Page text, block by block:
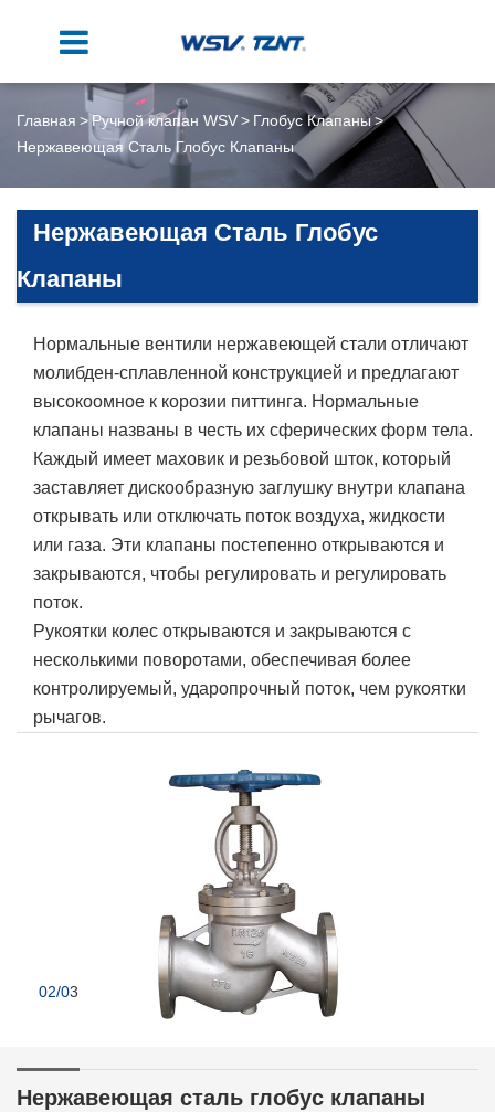
Главная Ручной клапан WSV
Глобус Клапаны
Нержавеющая Сталь Глобус Клапаны
Нержавеющая Сталь Глобус
Клапаны
Нормальные вентили нержавеющей стали отличают
молибден-сплавленной конструкцией и предлагают
высокоомное к корозии питтинга. Нормальные
клапаны названы в честь их сферических форм тела.
Каждый имеет маховик и резьбовой шток, который
заставляет дискообразную заглушку внутри клапана
открывать или отключать поток воздуха, жидкости
или газа. Эти клапаны постепенно открываются и
закрываются, чтобы регулировать и регулировать
поток.
Рукоятки колес открываются и закрываются с
несколькими поворотами, обеспечивая более
контролируемый, ударопрочный поток, чем рукоятки
рычагов.
02/03
Нержавеющая сталь глобус клапаны